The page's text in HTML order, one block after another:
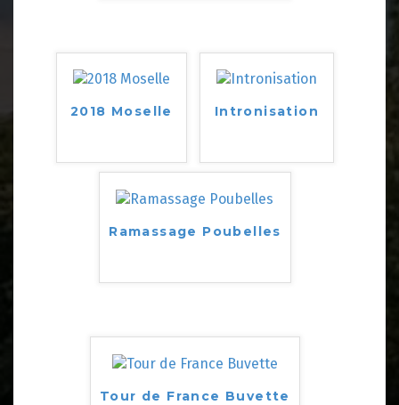
2018 Moselle Intronisation
Ramassage Poubelles
Tour de France Buvette